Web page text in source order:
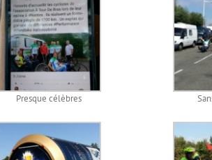
Presque célèbres